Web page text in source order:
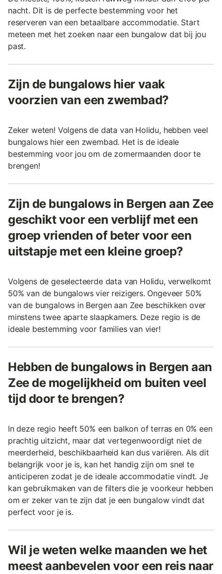
nacht. Dit is de perfecte bestemming voor het
reserveren van een betaalbare accommodatie. Start
meteen met het zoeken naar een bungalow dat bij jou
past.
Zijn de bungalows hier vaak
voorzien van een zwembad?
Zeker weten! Volgens de data van Holidu, hebben veel
bungalows hier een zwembad. Het is de ideale
bestemming voor jou om de zomermaanden door te
brengen!
Zijn de bungalows in Bergen aan Zee
geschikt voor een verblijf met een
groep vrienden of beter voor een
uitstapje met een kleine groep?
Volgens de geselecteerde data van Holidu, verwelkomt
50% van de bungalows vier reizigers. Ongeveer 50%
van de bungalows in Bergen aan Zee beschikken over
minstens twee aparte slaapkamers. Deze regio is de
ideale bestemming voor families van vier!
Hebben de bungalows in Bergen aan
Zee de mogelijkheid om buiten veel
tijd door te brengen?
In deze regio heeft 50% een balkon of terras en 0% een
prachtig uitzicht, maar dat vertegenwoordigt niet de
meerderheid, beschikbaarheid kan dus variëren. Als dit
belangrijk voor je is, kan het handig zijn om snel te
anticiperen zodat je de ideale accommodatie vindt. Je
kan gebruikmaken van de filters die je voorkeur hebben
om er zeker van te zijn dat je een bungalow vindt dat
perfect voor je is.
Wil je weten welke maanden we het
meest aanbevelen voor een reis naar